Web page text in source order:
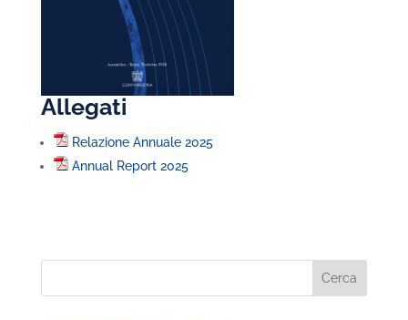
Allegati
Relazione Annuale 2025
Annual Report 2025